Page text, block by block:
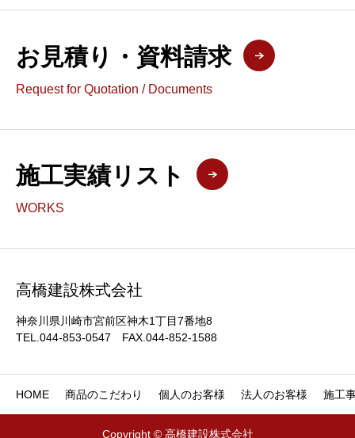
お見積り・資料請求
Request for Quotation / Documents
施工実績リスト
WORKS
高橋建設株式会社
神奈川県川崎市宮前区神木1丁目7番地8
TEL.044-853-0547 FAX.044-852-1588
HOME 商品のこだわり 個人のお客様 法人のお客様 施工
Copyright © 高橋建設株式会社